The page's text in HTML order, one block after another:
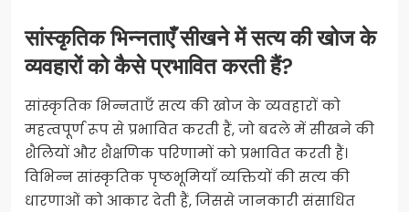
सांस्कृतिक भिन्नताएँ सीखने में सत्य की खोज के
व्यवहारों को कैसे प्रभावित करती हैं?
सांस्कृतिक भिन्नताएँ सत्य की खोज के व्यवहारों को
महत्वपूर्ण रूप से प्रभावित करती हैं, जो बदले में सीखने की
शैलियों और शैक्षणिक परिणामों को प्रभावित करती हैं।
विभिन्न सांस्कृतिक पृष्ठभूमियाँ व्यक्तियों की सत्य की
धारणाओं को आकार देती हैं, जिससे जानकारी संसाधित